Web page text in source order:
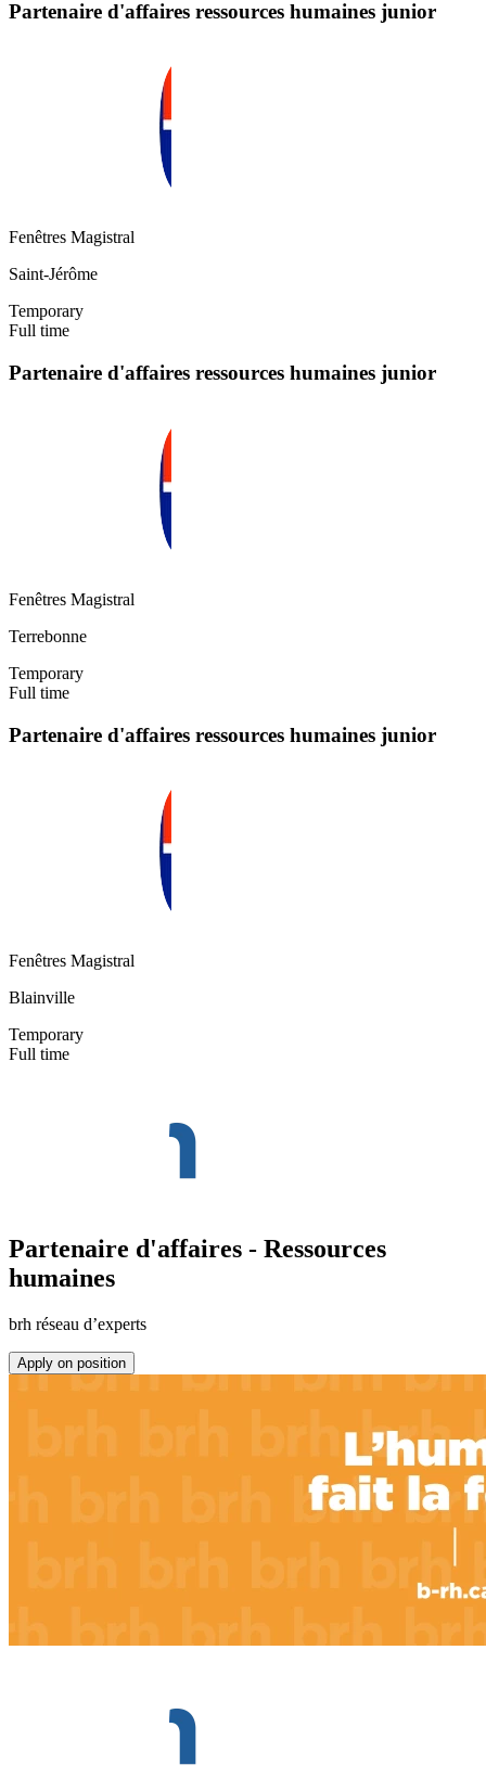
Partenaire d'affaires ressources humaines junior
Fenêtres Magistral
Saint-Jérôme
Temporary
Full time
Partenaire d'affaires ressources humaines junior
Fenêtres Magistral
Terrebonne
Temporary
Full time
Partenaire d'affaires ressources humaines junior
Fenêtres Magistral
Blainville
Temporary
Full time
Partenaire d'affaires - Ressources
humaines
brh réseau d’experts
Apply on position